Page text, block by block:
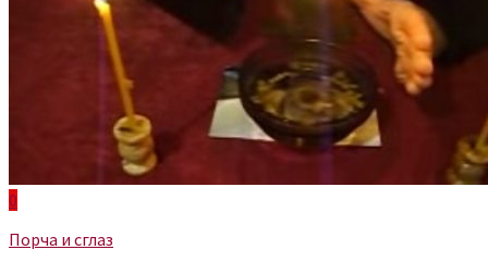
0
Порча и сглаз